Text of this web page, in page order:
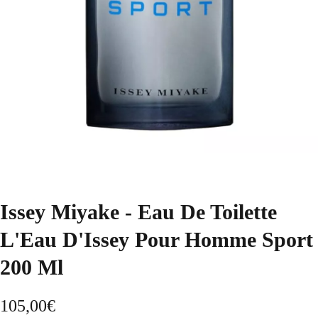
Issey Miyake - Eau De Toilette
L'Eau D'Issey Pour Homme Sport
200 Ml
105,00€